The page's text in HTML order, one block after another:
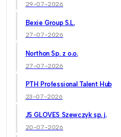
29-07-2026
Bexie Group S.L.
27-07-2026
Northon Sp. z o.o.
27-07-2026
PTH Professional Talent Hub
23-07-2026
JS GLOVES Szewczyk sp. j.
20-07-2026